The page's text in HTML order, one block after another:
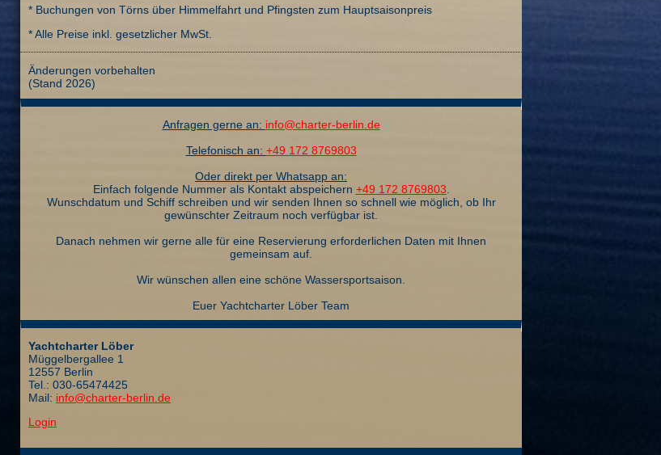
* Buchungen von Törns über Himmelfahrt und Pfingsten zum Hauptsaisonpreis
* Alle Preise inkl. gesetzlicher MwSt.
Änderungen vorbehalten
(Stand 2026)
Anfragen gerne an: info@charter-berlin.de
Telefonisch an: +49 172 8769803
Oder direkt per Whatsapp an:
Einfach folgende Nummer als Kontakt abspeichern +49 172 8769803
Wunschdatum und Schiff schreiben und wir senden Ihnen so schnell wie möglich, ob Ihr
gewünschter Zeitraum noch verfügbar ist.
Danach nehmen wir gerne alle für eine Reservierung erforderlichen Daten mit Ihnen
gemeinsam auf.
Wir wünschen allen eine schöne Wassersportsaison.
Euer Yachtcharter Löber Team
Yachtcharter Löber
Müggelbergallee 1
12557 Berlin
Tel.: 030-65474425
Mail: info@charter-berlin.de
Login